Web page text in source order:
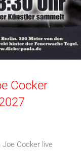
Cocker
Cocker live